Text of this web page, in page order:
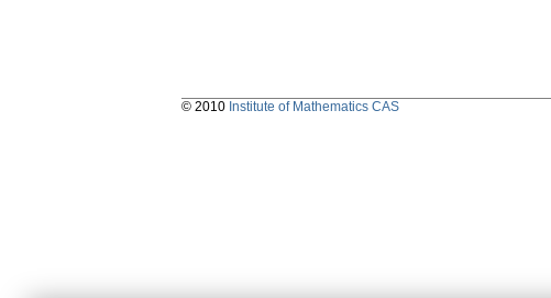
© 2010 Institute of Mathematics CAS